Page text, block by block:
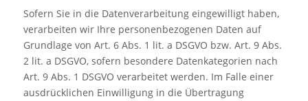
Sofern Sie in die Datenverarbeitung eingewilligt haben,
verarbeiten wir Ihre personenbezogenen Daten auf
Grundlage von Art. 6 Abs. 1 lit. a DSGVO bzw. Art. 9 Abs.
2 lit. a DSGVO, sofern besondere Datenkategorien nach
Art. 9 Abs. 1 DSGVO verarbeitet werden. Im Falle einer
ausdrücklichen Einwilligung in die Übertragung